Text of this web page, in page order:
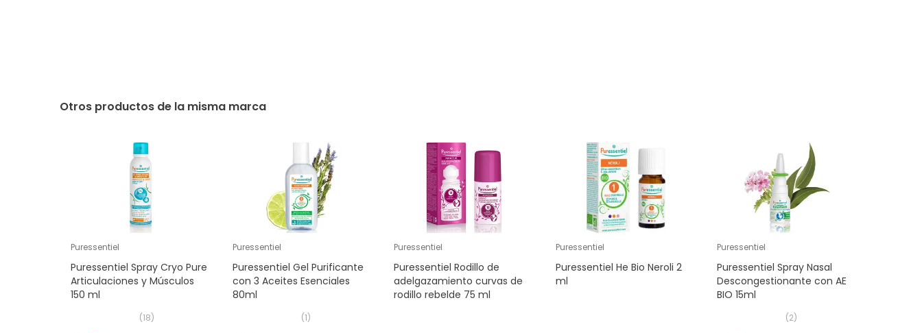
Otros productos de la misma marca
Puressentiel
Puressentiel Spray Cryo Pure
Articulaciones y Músculos
150 ml
(18)
Puressentiel
Puressentiel Gel Purificante
con 3 Aceites Esenciales
80ml
(1)
Puressentiel
Puressentiel Rodillo de
adelgazamiento curvas de
rodillo rebelde 75 ml
Puressentiel
Puressentiel He Bio Neroli 2
ml
Puressentiel
Puressentiel Spray Nasal
Descongestionante con AE
BIO 15ml
(2)